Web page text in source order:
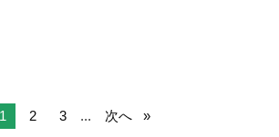
1 2 3 ... 次へ